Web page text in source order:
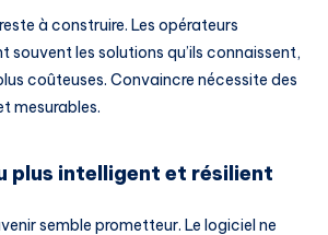
à construire. Les opérateurs
souvent les solutions qu’ils connaissent,
coûteuses. Convaincre nécessite des
mesurables.
plus intelligent et résilient
semble prometteur. Le logiciel ne